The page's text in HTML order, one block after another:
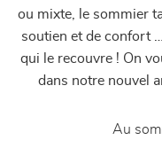
ou mixte, le sommier
soutien et de confort
qui le recouvre ! On
dans notre nouvel
Au